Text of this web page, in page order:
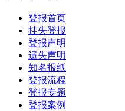
登报首页
挂失登报
登报声明
遗失声明
知名报纸
登报流程
登报专题
登报案例